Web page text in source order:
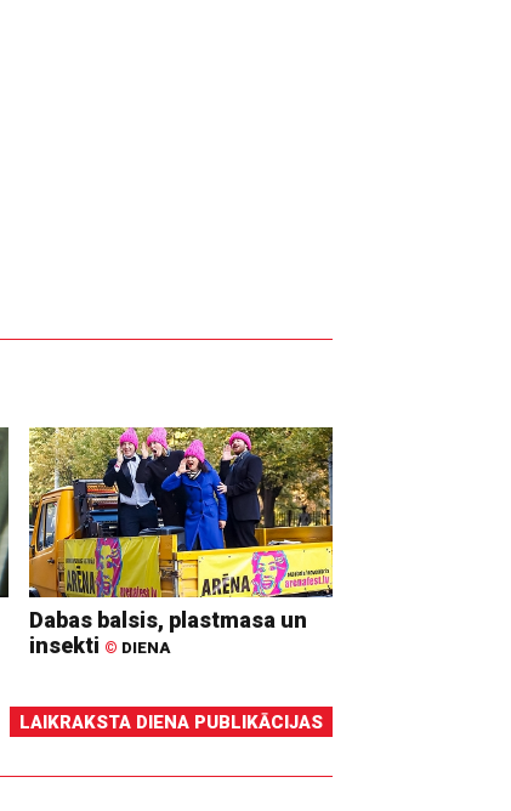
Dabas balsis, plastmasa un
insekti © DIENA
LAIKRAKSTA DIENA PUBLIKĀCIJAS